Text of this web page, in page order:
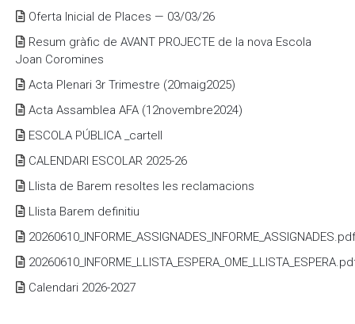
Oferta Inicial de Places — 03/03/26
Resum gràfic de AVANT PROJECTE de la nova Escola
Joan Coromines
Acta Plenari 3r Trimestre (20maig2025)
Acta Assamblea AFA (12novembre2024)
ESCOLA PÚBLICA _cartell
CALENDARI ESCOLAR 2025-26
Llista de Barem resoltes les reclamacions
Llista Barem definitiu
20260610_INFORME_ASSIGNADES_INFORME_ASSIGNADES.pdf
Calendari 2026-2027